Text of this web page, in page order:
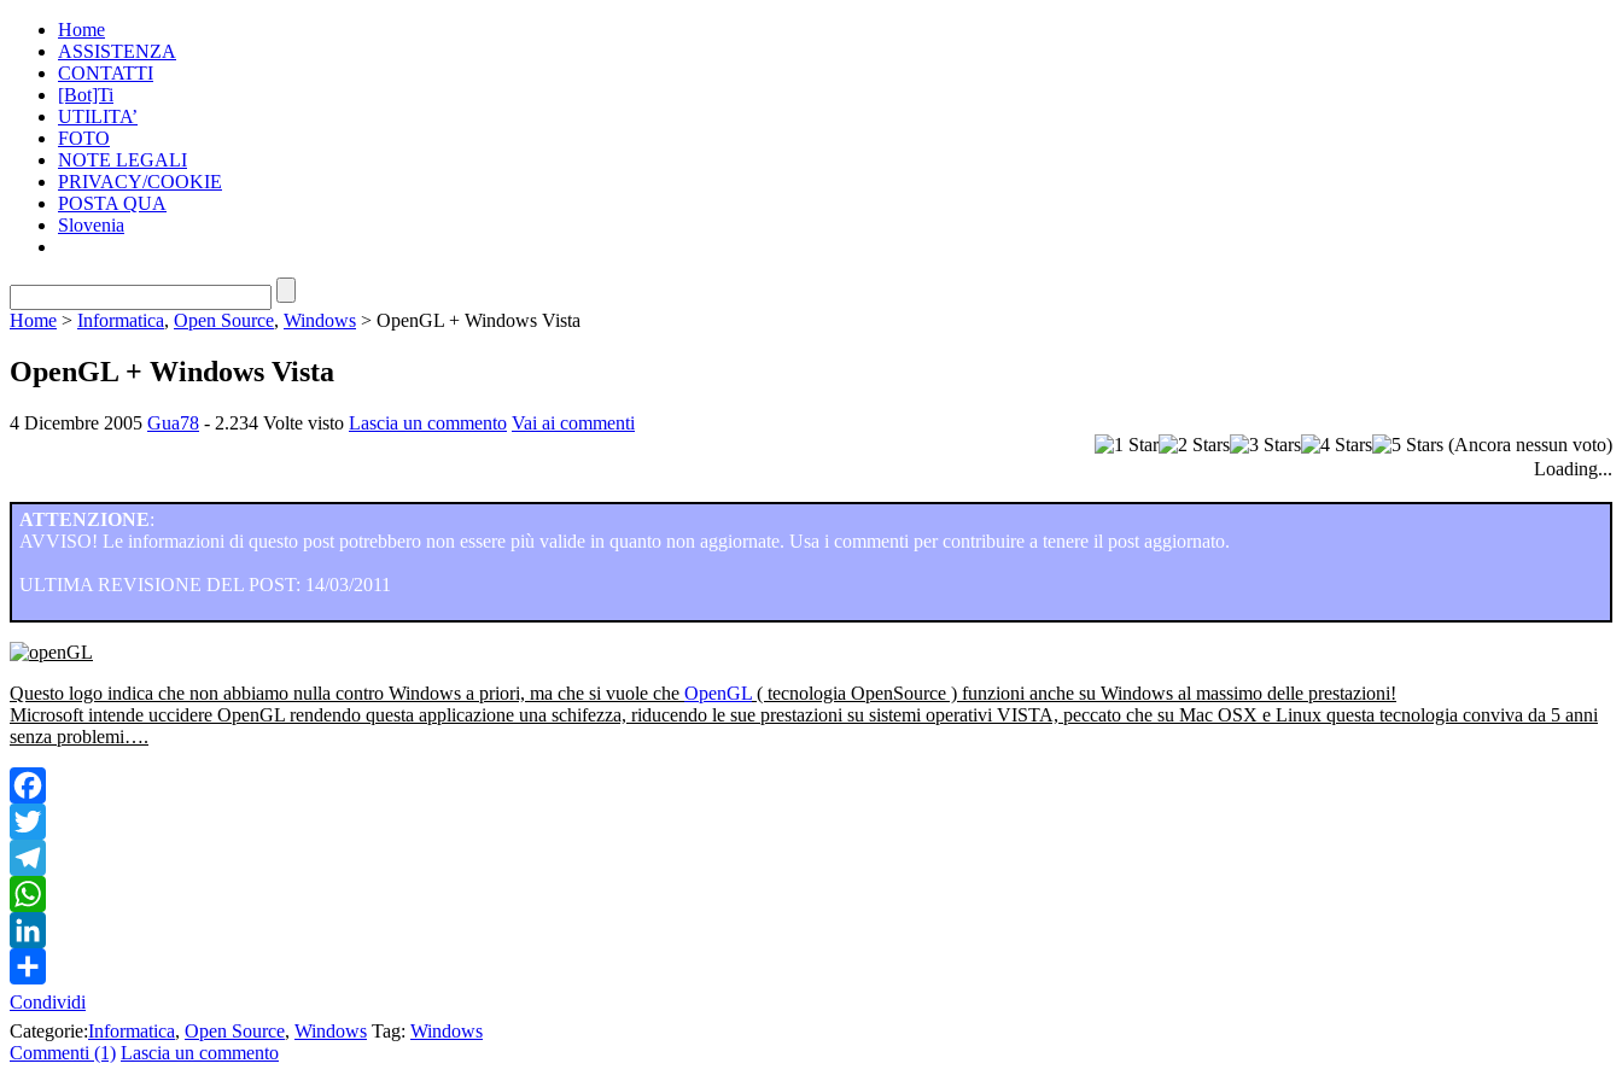
Home
ASSISTENZA
CONTATTI
[Bot]Ti
UTILITA’
FOTO
NOTE LEGALI
PRIVACY/COOKIE
POSTA QUA
Slovenia
Home > Informatica, Open Source, Windows > OpenGL + Windows Vista
OpenGL + Windows Vista
4 Dicembre 2005 Gua78 - 2.234 Volte visto Lascia un commento Vai ai commenti
(Ancora nessun voto)
Loading...
ATTENZIONE:
AVVISO! Le informazioni di questo post potrebbero non essere più valide in quanto non aggiornate. Usa i commenti per contribuire a tenere il post aggiornato.
ULTIMA REVISIONE DEL POST: 14/03/2011
Questo logo indica che non abbiamo nulla contro Windows a priori, ma che si vuole che OpenGL ( tecnologia OpenSource ) funzioni anche su Windows al massimo delle prestazioni!
Microsoft intende uccidere OpenGL rendendo questa applicazione una schifezza, riducendo le sue prestazioni su sistemi operativi VISTA, peccato che su Mac OSX e Linux questa tecnologia conviva da 5 anni
senza problemi….
Facebook
Twitter
Telegram
WhatsApp
LinkedIn
Condividi
Categorie:Informatica, Open Source, Windows Tag: Windows
Commenti (1) Lascia un commento